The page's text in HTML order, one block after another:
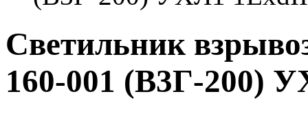
Светильник
160-001 (В3Г-200)